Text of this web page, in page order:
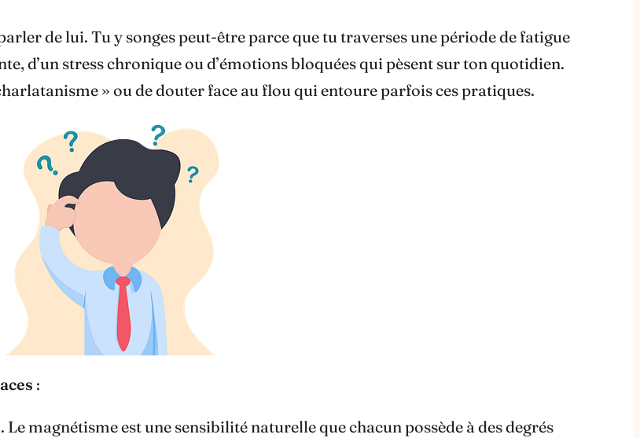
de lui. Tu y songes peut-être parce que tu traverses une période de fatigue
d’un stress chronique ou d’émotions bloquées qui pèsent sur ton quotidien.
» ou de douter face au flou qui entoure parfois ces pratiques.
:
Le magnétisme est une sensibilité naturelle que chacun possède à des degrés